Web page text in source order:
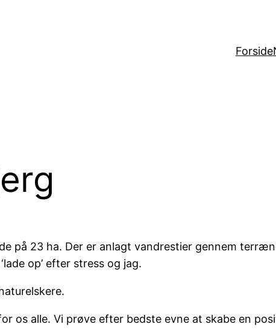
Forside
på 23 ha. Der er anlagt vandrestier gennem
op’ efter stress og jag.
os alle. Vi prøve efter bedste evne at skabe en